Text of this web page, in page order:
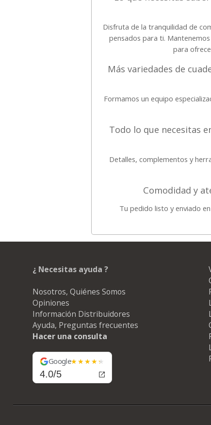
Disfruta de la tranquilidad de
pensados para ti.
para
Más variedades de
Formamos un equipo
Todo lo que necesitas
Detalles, complementos y
Comodidad y
Tu pedido listo y enviado
¿ Necesitas ayuda ?
Nosotros, Quiénes Somos
Opiniones
Información Distribuidores
Ayuda, Preguntas frecuentes
Hacer una consulta
Google
4.0/5